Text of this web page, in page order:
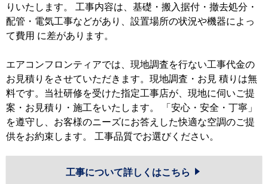
りいたします。 工事内容は、基礎・搬入据付・撤去処分・
配管・電気工事などがあり、設置場所の状況や機器によっ
て費用 に差があります。
エアコンフロンティアでは、現地調査を行ない工事代金の
お見積りをさせていただきます。現地調査・お見 積りは無
料です。当社研修を受けた指定工事店が、現地に伺いご提
案・お見積り・施工をいたします。 「安心・安全・丁寧」
を遵守し、お客様のニーズにお答えした快適な空調のご提
供をお約束します。 工事品質でお選びください。
工事について詳しくはこちら